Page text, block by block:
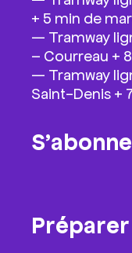
+ 5 min de
— Tramway
– Courreau +
— Tramway
Saint-Denis +